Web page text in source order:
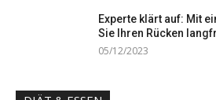
Experte klärt auf: Mit
Sie Ihren Rücken
05/12/2023